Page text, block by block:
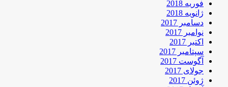
فوریه 2018
ژانویه 2018
دسامبر 2017
نوامبر 2017
اکتبر 2017
سپتامبر 2017
آگوست 2017
جولای 2017
ژوئن 2017